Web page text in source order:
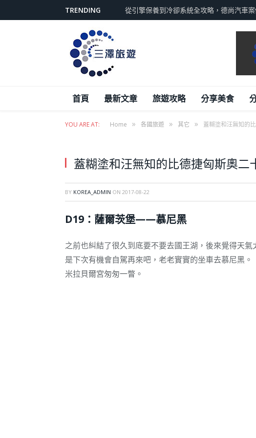
TRENDING 從引擎保養到冷卻系統全攻略，德尚汽車
首頁 最新文章 旅遊攻略 分享美食
YOU ARE AT: Home » 各國旅遊 » 其它 » 蓋糊塗和汪無知的
蓋糊塗和汪無知的比德捷匈斯奧二
BY KOREA_ADMIN ON 2017-08-22
D19：薩爾茨堡——慕尼黑
之前也糾結了很久到底要不要去國王湖，後來覺得天
是下次有機會自駕再來吧，老老實實的坐車去慕尼黑。
米拉貝爾宮匆匆一瞥。